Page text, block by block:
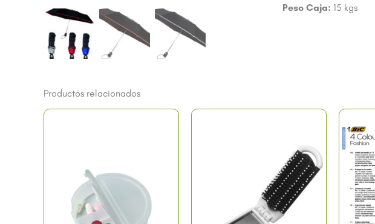
Peso Caja: 15 kgs
Productos relacionados